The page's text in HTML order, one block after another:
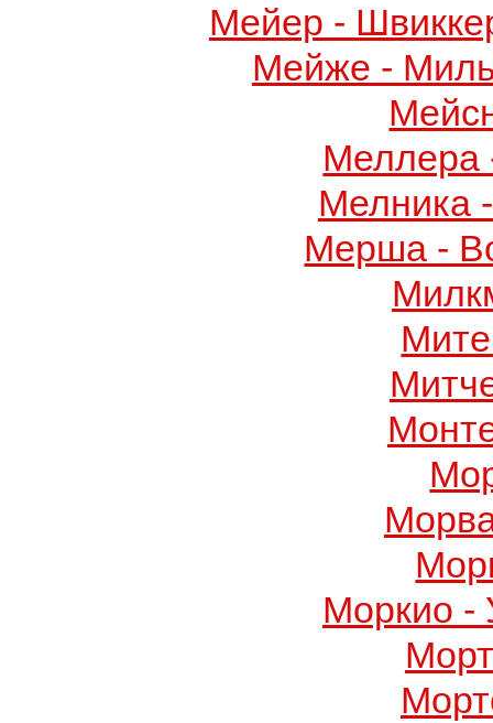
Мейер -
Мейже -
Меллера
Мелника
Мерша -
Моркио -